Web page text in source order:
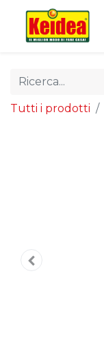
Tutti i prodotti